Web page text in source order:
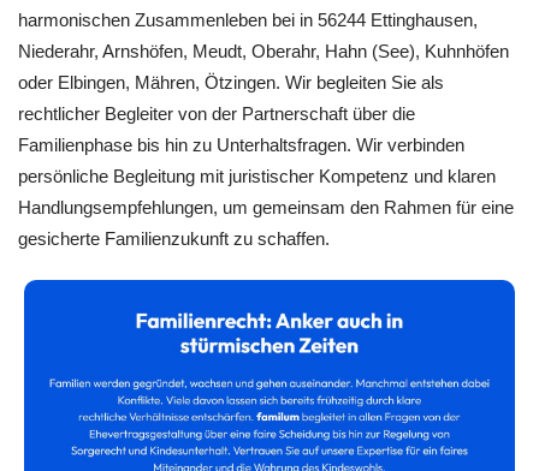
harmonischen Zusammenleben bei in 56244 Ettinghausen,
Niederahr, Arnshöfen, Meudt, Oberahr, Hahn (See), Kuhnhöfen
oder Elbingen, Mähren, Ötzingen. Wir begleiten Sie als
rechtlicher Begleiter von der Partnerschaft über die
Familienphase bis hin zu Unterhaltsfragen. Wir verbinden
persönliche Begleitung mit juristischer Kompetenz und klaren
Handlungsempfehlungen, um gemeinsam den Rahmen für eine
gesicherte Familienzukunft zu schaffen.